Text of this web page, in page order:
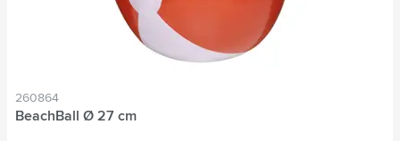
260864
BeachBall Ø 27 cm